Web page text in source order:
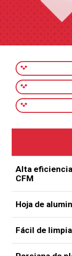
Alta
CFM
Hoja de
Fácil de